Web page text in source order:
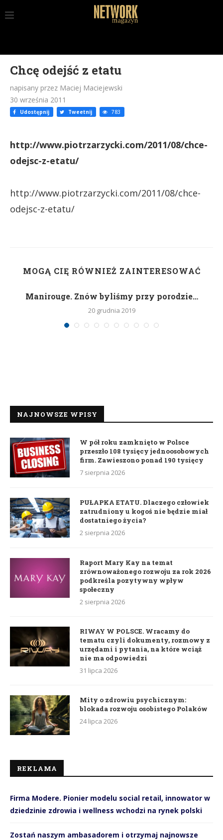
Chcę odejść z etatu
napisany przez Maciej Maciejewski
30 września 2011
Udostępnij Tweetnij 783
http://www.piotrzarzycki.com/2011/08/chce-
odejsc-z-etatu/
http://www.piotrzarzycki.com/2011/08/chce-
odejsc-z-etatu/
MOGĄ CIĘ RÓWNIEŻ ZAINTERESOWAĆ
Manirouge. Znów byliśmy przy porodzie…
20 grudnia 2019
NAJNOWSZE WPISY
W pół roku zamknięto w Polsce
przeszło 108 tysięcy jednoosobowych
firm. Zawieszono ponad 190 tysięcy
7 sierpnia 2026
PUŁAPKA ETATU. Dlaczego człowiek
zatrudniony u kogoś nie będzie miał
dostatniego życia?
2 sierpnia 2026
Raport Mary Kay na temat
zrównoważonego rozwoju za rok 2026
podkreśla pozytywny wpływ
społeczny
2 sierpnia 2026
RIWAY W POLSCE. Wracamy do
tematu czyli dokumenty, rozmowy z
urzędami i pytania, na które wciąż
nie ma odpowiedzi
31 lipca 2026
Mity o zdrowiu psychicznym:
blokada rozwoju osobistego Polaków
24 lipca 2026
REKLAMA
Firma Modere. Pionier modelu social retail, innowator w
dziedzinie zdrowia i wellness wchodzi na rynek polski
Zostań naszym ambasadorem i otrzymaj najnowsze